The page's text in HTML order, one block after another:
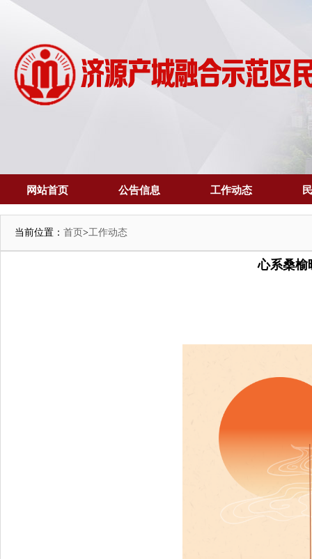
网站首页 公告信息 工作动态
当前位置： 首页 >工作动态
心系桑榆